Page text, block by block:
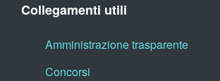
Collegamenti utili
Amministrazione trasparente
Concorsi